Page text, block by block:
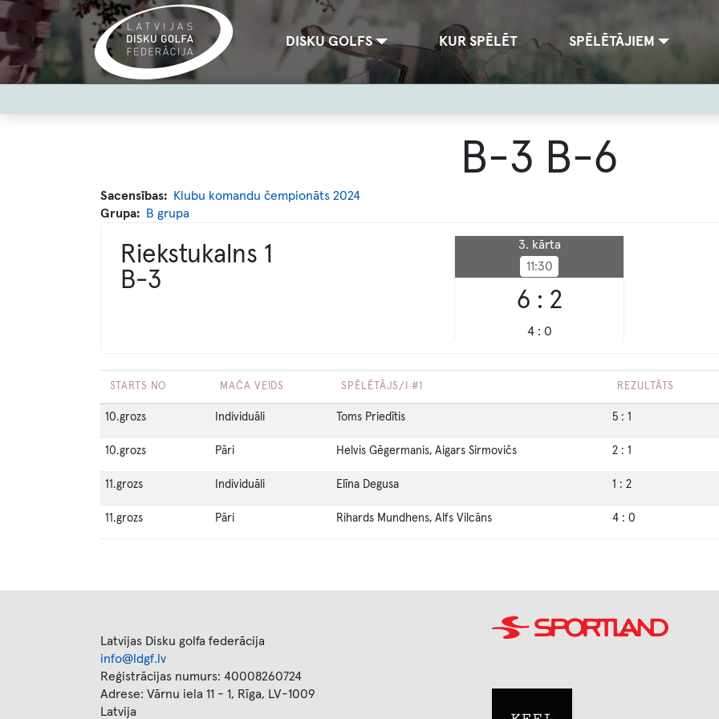
Pārlekt
galveno
saturu
navigationDISKU GOLFS KUR SPĒLĒT SPĒLĒTĀJIEM
menu
B-3 B-6
Sacensības
Klubu komandu čempionāts 2024
Grupa
B grupa
Riekstukalns 1
B-3
3. kārta
11:30
6 : 2
4 : 0
STARTS NO MAČA VEIDS SPĒLĒTĀJS/I #1 REZULTĀTS
10.grozs Individuāli Toms Priedītis 5 :1
10.grozs Pāri Helvis Gēgermanis, Aigars Sirmovičs 2 :1
11.grozs Individuāli Elīna Degusa 1 :2
11.grozs Pāri Rihards Mundhens, Alfs Vilcāns 4 :0
Latvijas Disku golfa federācija
info@ldgf.lv
Reģistrācijas numurs: 40008260724
Adrese: Vārnu iela 11 - 1, Rīga, LV-1009
Latvija
Image